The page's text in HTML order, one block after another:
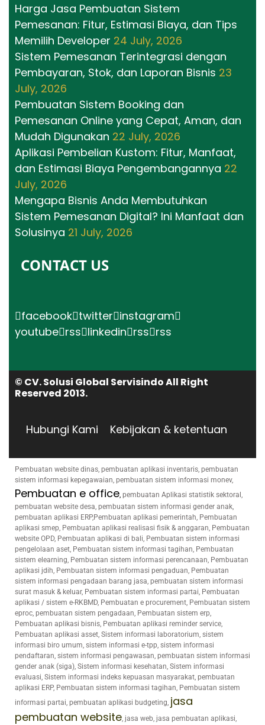
Harga Jasa Pembuatan Sistem
Pemesanan: Fitur, Estimasi Biaya, dan Tips
Memilih Developer 24 July, 2026
Sistem Pemesanan Terintegrasi dengan
Pembayaran, Stok, dan Laporan Bisnis 23
July, 2026
Pembuatan Sistem Booking dan
Pemesanan Online yang Cepat, Aman, dan
Mudah Digunakan 22 July, 2026
Aplikasi Pembelian Kustom: Fitur, Manfaat,
dan Estimasi Biaya Pengembangannya 22
July, 2026
Mengapa Bisnis Anda Membutuhkan
Sistem Pemesanan Digital? Ini Manfaat dan
Solusinya 21 July, 2026
CONTACT US
facebook twitter instagram
youtube rss linkedin rss rss
© CV. Solusi Global Servisindo All Right
Reserved 2013.
Hubungi Kami Kebijakan & ketentuan
Pembuatan website dinas, pembuatan aplikasi inventaris, pembuatan
sistem informasi kepegawaian, pembuatan sistem informasi monev,
Pembuatan e office, pembuatan Aplikasi statistik sektoral,
pembuatan website desa, pembuatan sistem informasi gender anak,
pembuatan aplikasi ERP,Pembuatan aplikasi pemerintah, Pembuatan
aplikasi smep, Pembuatan aplikasi realisasi fisik & anggaran, Pembuatan
website OPD, Pembuatan aplikasi di bali, Pembuatan sistem informasi
pengelolaan aset, Pembuatan sistem informasi tagihan, Pembuatan
sistem elearning, Pembuatan sistem informasi perencanaan, Pembuatan
aplikasi jdih, Pembuatan sistem informasi pengaduan, Pembuatan
sistem informasi pengadaan barang jasa, pembuatan sistem informasi
surat masuk & keluar, Pembuatan sistem informasi partai, Pembuatan
aplikasi / sistem e-RKBMD, Pembuatan e procurement, Pembuatan sistem
eproc, pembuatan sistem pengadaan, Pembuatan sistem erp,
Pembuatan aplikasi bisnis, Pembuatan aplikasi reminder service,
Pembuatan aplikasi asset, Sistem informasi laboratorium, sistem
informasi biro umum, sistem informasi e-tpp, sistem informasi
pendaftaran, sistem informasi pengawasan, pembuatan sistem informasi
gender anak (siga), Sistem informasi kesehatan, Sistem informasi
evaluasi, Sistem informasi indeks kepuasan masyarakat, pembuatan
aplikasi ERP, Pembuatan sistem informasi tagihan, Pembuatan sistem
informasi partai, pembuatan aplikasi budgeting, jasa
pembuatan website, jasa web, jasa pembuatan aplikasi,